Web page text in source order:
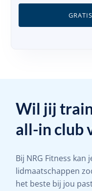
Wil jij
all-in club
Bij NRG Fitness
lidmaatschappen
het beste bij jou